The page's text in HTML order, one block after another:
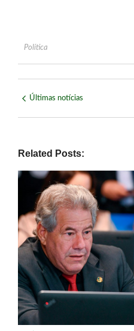
Política
Últimas notícias
Related Posts: